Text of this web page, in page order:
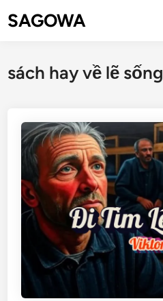
SAGOWA
sách hay về lẽ sống